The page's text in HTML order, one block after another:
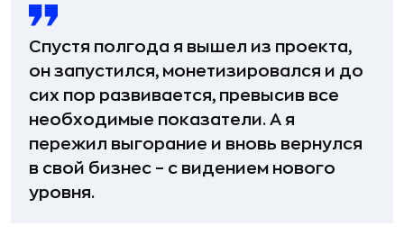
Спустя полгода я вышел из проекта,
он запустился, монетизировался и до
сих пор развивается, превысив все
необходимые показатели. А я
пережил выгорание и вновь вернулся
в свой бизнес – с видением нового
уровня.